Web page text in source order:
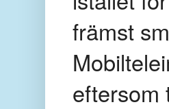
främst
eftersom